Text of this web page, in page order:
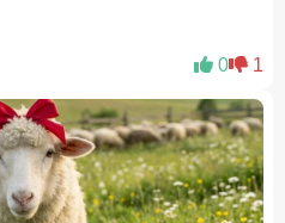
0 1